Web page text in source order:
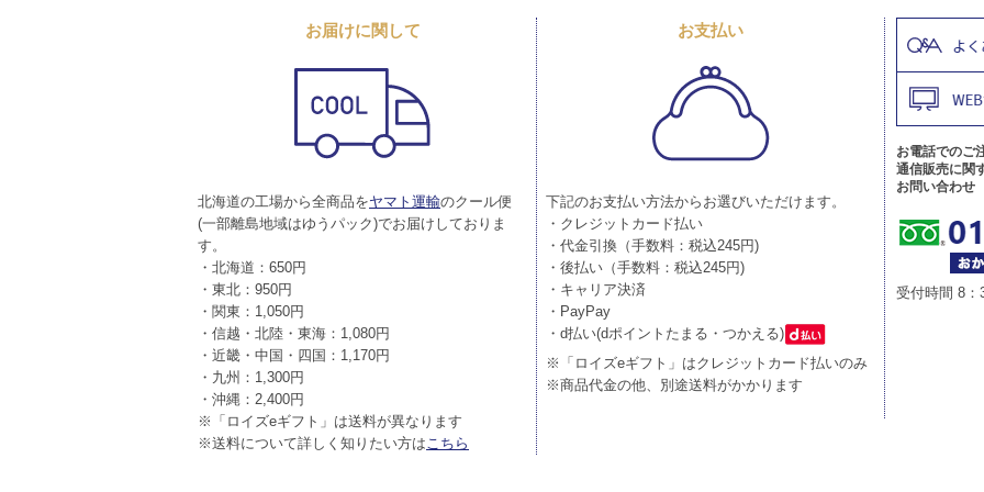
お届けに関して
北海道の工場から全商品をヤマト運輸のクール便
(一部離島地域はゆうパック)でお届けしておりま
す。
・北海道：650円
・東北：950円
・関東：1,050円
・信越・北陸・東海：1,080円
・近畿・中国・四国：1,170円
・九州：1,300円
・沖縄：2,400円
※「ロイズeギフト」は送料が異なります
※送料について詳しく知りたい方はこちら
お支払い
下記のお支払い方法からお選びいただけます。
・クレジットカード払い
・代金引換（手数料：税込245円)
・後払い（手数料：税込245円)
・キャリア決済
・PayPay
・d払い(dポイントたまる・つかえる)
※「ロイズeギフト」はクレジットカード払いのみ
※商品代金の他、別途送料がかかります
お電話でのご
通信販売に関
お問い合わせ
受付時間 8：